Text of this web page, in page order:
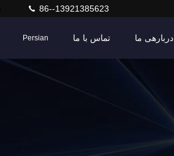
86--13921385623
دربارهی ما تماس با ما Persian